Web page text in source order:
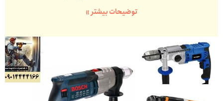
توضیحات بیشتر »